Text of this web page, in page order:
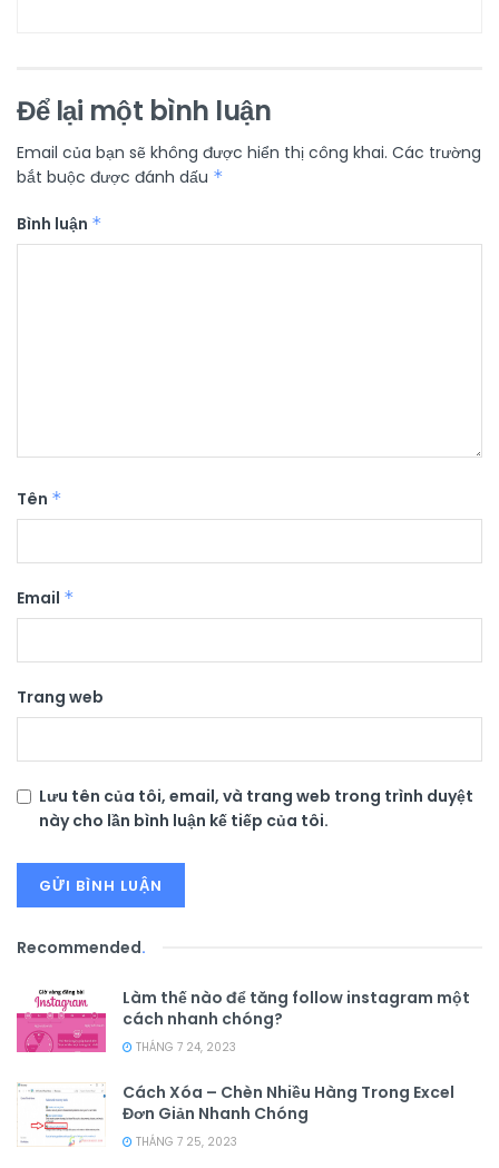
Để lại một bình luận
Email của bạn sẽ không được hiển thị công khai. Các trường
bắt buộc được đánh dấu *
Bình luận *
Tên *
Email *
Trang web
Lưu tên của tôi, email, và trang web trong trình duyệt
này cho lần bình luận kế tiếp của tôi.
Recommended.
Làm thế nào để tăng follow instagram một
cách nhanh chóng?
THÁNG 7 24, 2023
Cách Xóa – Chèn Nhiều Hàng Trong Excel
Đơn Giản Nhanh Chóng
THÁNG 7 25, 2023